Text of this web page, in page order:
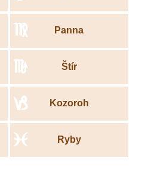
Panna
f
Štír
h
Kozoroh
j
Ryby
l